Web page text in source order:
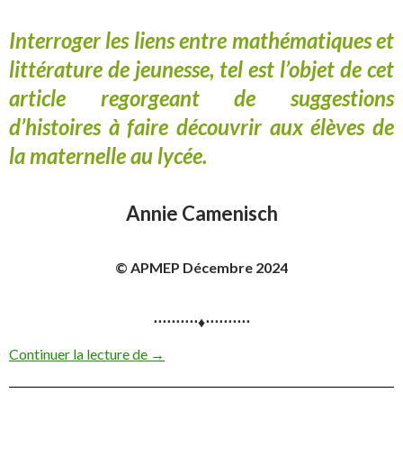
Interroger les liens entre mathématiques et
littérature de jeunesse, tel est l’objet de cet
article regorgeant de suggestions
d’histoires à faire découvrir aux élèves de
la maternelle au lycée.
Annie Camenisch
© APMEP Décembre 2024
⋅⋅⋅⋅⋅⋅⋅⋅⋅⋅♦⋅⋅⋅⋅⋅⋅⋅⋅⋅⋅
Continuer la lecture de Quelle place des mathématiques dans
→